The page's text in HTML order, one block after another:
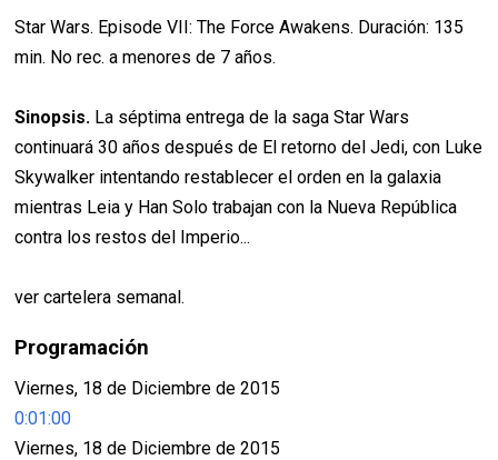
Star Wars. Episode VII: The Force Awakens. Duración: 135
min. No rec. a menores de 7 años.
Sinopsis. La séptima entrega de la saga Star Wars
continuará 30 años después de El retorno del Jedi, con Luke
Skywalker intentando restablecer el orden en la galaxia
mientras Leia y Han Solo trabajan con la Nueva República
contra los restos del Imperio...
ver cartelera semanal.
Programación
Viernes, 18 de Diciembre de 2015
0:01:00
Viernes, 18 de Diciembre de 2015